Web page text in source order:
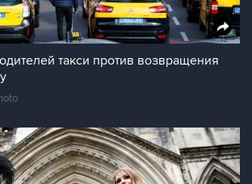
такси против возвращения